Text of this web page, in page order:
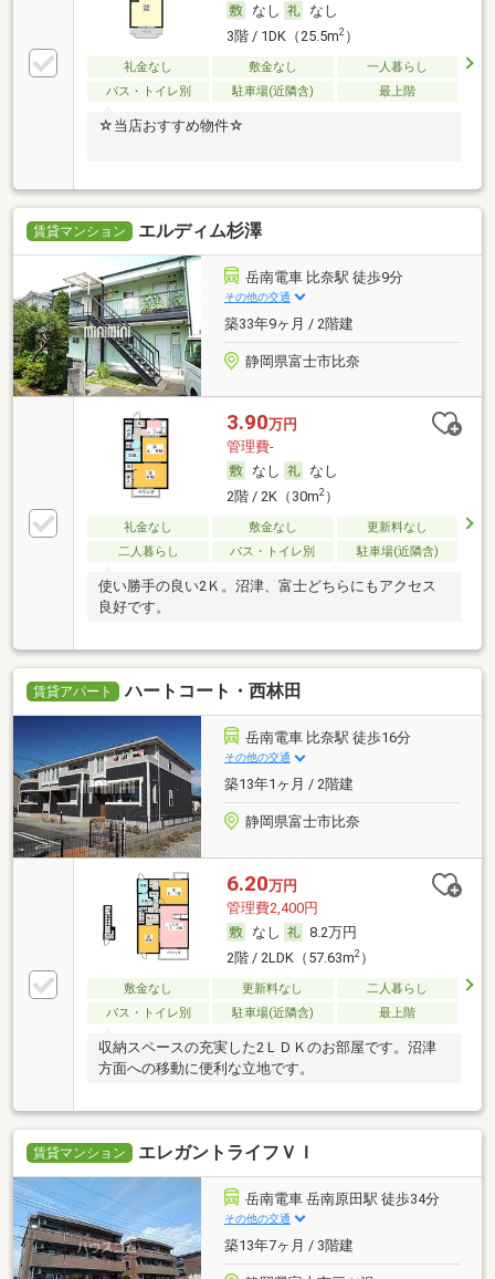
なし
なし
3階 / 1DK（25.5m2）
礼金なし 敷金なし
一人暮らし
バス・トイレ別
駐車場(近隣含) 最上階
☆当店おすすめ物件☆
賃貸マンション エルディム杉澤
岳南電車 比奈駅 徒歩9分
その他の交通
築33年9ヶ月 / 2階建
静岡県富士市比奈
3.90万円
管理費-
なし
なし
2階 / 2K（30m2）
礼金なし 敷金なし
更新料なし
二人暮らし
バス・トイレ別 駐車場(近隣含)
使い勝手の良い2Ｋ。沼津、富士どちらにもアクセス
良好です。
賃貸アパート ハートコート・西林田
岳南電車 比奈駅 徒歩16分
その他の交通
築13年1ヶ月 / 2階建
静岡県富士市比奈
6.20万円
管理費2,400円
なし
8.2万円
2階 / 2LDK（57.63m2）
敷金なし 更新料なし
二人暮らし
バス・トイレ別
駐車場(近隣含) 最上階
収納スペースの充実した2ＬＤＫのお部屋です。沼津
方面への移動に便利な立地です。
賃貸マンション エレガントライフＶＩ
岳南電車 岳南原田駅 徒歩34分
その他の交通
築13年7ヶ月 / 3階建